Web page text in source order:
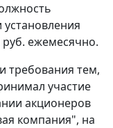
установления
ежемесячно.
требования тем,
участие
акционеров
компания", на